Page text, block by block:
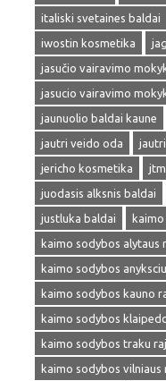
italiski svetaines baldai
iwostin kosmetika
jasučio vairavimo
jasucio vairavimo
jaunuolio baldai kaune
jautri veido oda
jericho kosmetika
juodasis alksnis baldai
justluka baldai
kaimo sodybos alytaus
kaimo sodybos
kaimo sodybos kauno
kaimo sodybos
kaimo sodybos traku
kaimo sodybos vilniaus